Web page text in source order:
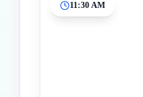
11:30 AM